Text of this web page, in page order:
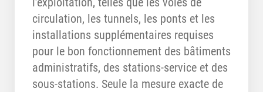
circulation, les tunnels, les ponts et les
installations supplémentaires requises
pour le bon fonctionnement des bâtiments
administratifs, des stations-service et des
sous-stations. Seule la mesure exacte de